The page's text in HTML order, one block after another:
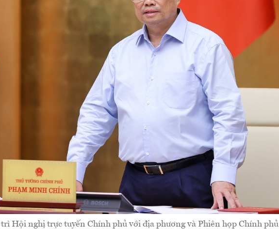
Hội nghị trực tuyến Chính phủ với địa phương và Phiên họp Chính phủ